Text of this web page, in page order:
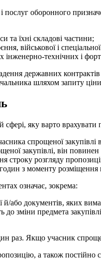
послуг оборонного
та їхні складові частини;
військової і
інженерно-технічних і
державних
шляхом запиту
яку варто
спрощеної закупівлі
закупівлі, він
строку розгляду
з моменту
означає, зокрема:
й/або документів, яких
зміни предмета
раз. Якщо учасник
а також постійно